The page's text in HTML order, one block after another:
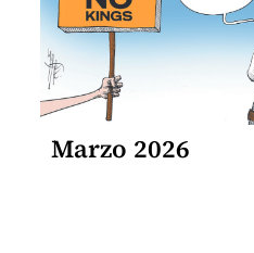
Marzo 2026